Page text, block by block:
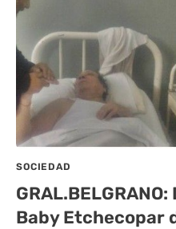
SOCIEDAD
Baby Etchecopar